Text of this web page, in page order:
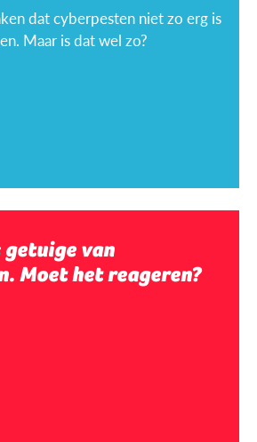
dat cyberpesten niet zo erg is
Maar is dat wel zo?
van
Moet het reageren?